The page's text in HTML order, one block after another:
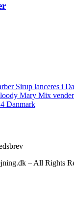
Sirup lanceres i
Mary Mix
Danmark
– All Rights